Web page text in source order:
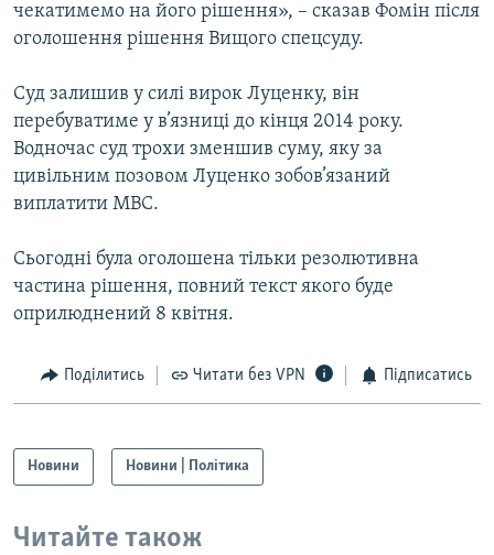
Усі сайти RFE/RL
чекатимемо на його рішення», – сказав Фомін після
оголошення рішення Вищого спецсуду.
Суд залишив у силі вирок Луценку, він
перебуватиме у в’язниці до кінця 2014 року.
Водночас суд трохи зменшив суму, яку за
цивільним позовом Луценко зобов’язаний
виплатити МВС.
Сьогодні була оголошена тільки резолютивна
частина рішення, повний текст якого буде
оприлюднений 8 квітня.
Поділитись Читати без VPN Підписатись
Новини Новини | Політика
Читайте також